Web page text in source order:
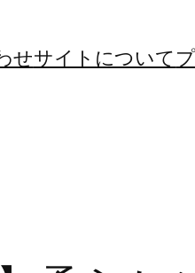
せサイトについて